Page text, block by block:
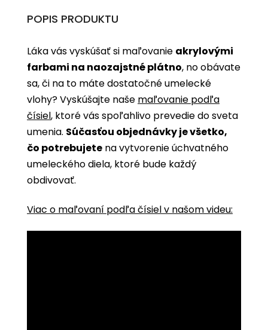
POPIS PRODUKTU
Láka vás vyskúšať si maľovanie akrylovými
farbami na naozajstné plátno, no obávate
sa, či na to máte dostatočné umelecké
vlohy? Vyskúšajte naše maľovanie podľa
čísiel, ktoré vás spoľahlivo prevedie do sveta
umenia. Súčasťou objednávky je všetko,
čo potrebujete na vytvorenie úchvatného
umeleckého diela, ktoré bude každý
obdivovať.
Viac o maľovaní podľa čísiel v našom videu: